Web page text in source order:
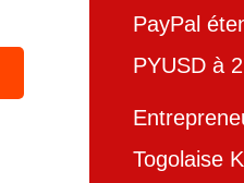
PayPal
PYUSD à
Togolaise